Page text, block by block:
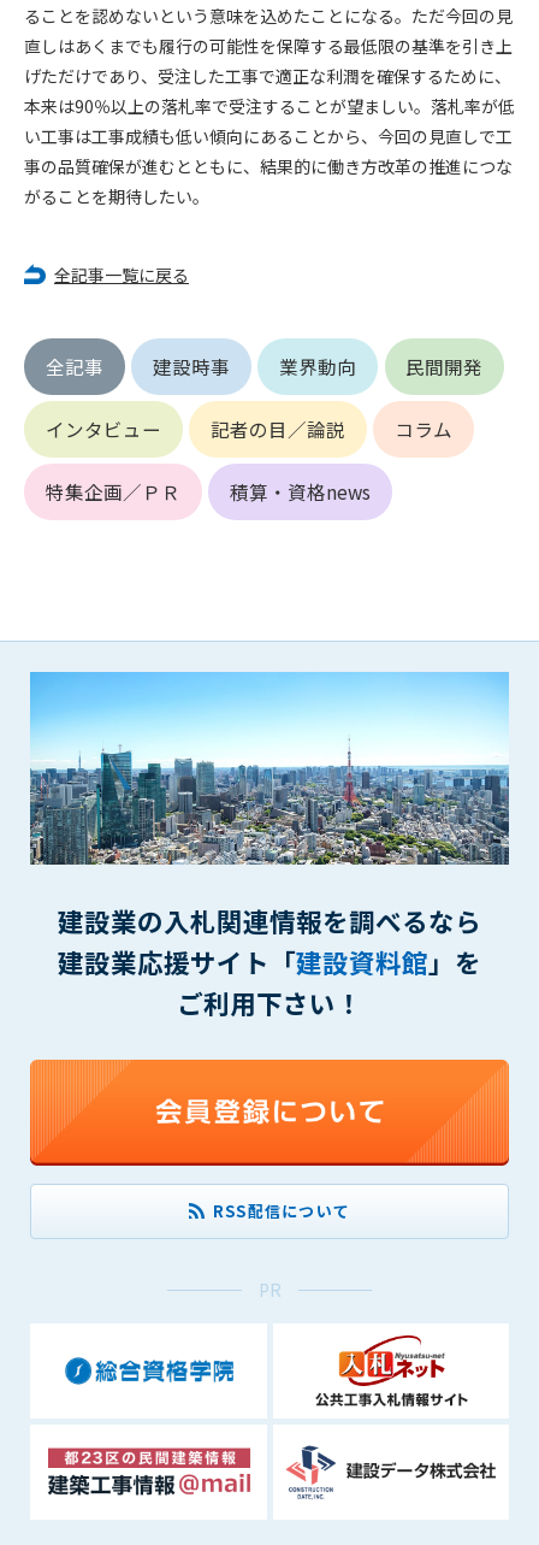
ることを認めないという意味を込めたことになる。ただ今回の見
直しはあくまでも履行の可能性を保障する最低限の基準を引き上
げただけであり、受注した工事で適正な利潤を確保するために、
本来は90％以上の落札率で受注することが望ましい。落札率が低
い工事は工事成績も低い傾向にあることから、今回の見直しで工
事の品質確保が進むとともに、結果的に働き方改革の推進につな
がることを期待したい。
全記事一覧に戻る
全記事 建設時事 業界動向 民間開発
インタビュー 記者の目／論説 コラム
特集企画／ＰＲ 積算・資格news
建設業の入札関連情報を調べるなら
建設業応援サイト「建設資料館」を
ご利用下さい！
RSS配信について
PR
2. 会員は、自己のIDおよびパスワードを、貸与、譲渡、売買、
その他形態を問わず、第三者に利用させることはできませ
ん。
3. 会員は、IDおよびパスワードの管理不十分、使用上の過誤、
第三者（他の会員を含む）の使用等による損害について責任
を負うものとし、管理者は一切責任を負いません。
第6条（会員の禁止事項）
(1) 第三者または管理者の著作権、その他知的所有権を侵害す
(2) 第三者または管理者の財産、プライバシー等を侵害する行
為
(3) 第三者または管理者を誹謗中傷する行為
(4) 有害なコンピュータプログラム等を送信又は書き込む行為
(5) 第三者に不利益を与える行為
(6) 管理者が承認していない営利を目的とした行為
(7) 公序良俗に反する行為
に第三者に提供すること
第7条（登録内容の削除）
管理者は、会員が登録した内容が以下に該当する、またはその
恐れのあるものは、会員の承諾なく削除できるものとします。
(1) 登録されている情報が、第6条の定める禁止事項に該当する
と管理者が、判断した場合
(2) 建設資料館の運営および保守管理上、必要と判断した場合
(3) 広告掲載料金の支払が遅延した場合
管理者は、会員の承諾なく、本サービス内容の変更(新規追加、
廃止を含み)し、本サービスの運営を中止または廃止することが
被った損害について管理者は､一切の責任をも負わないものと
します。
第9条（会員の個人情報）
会員の氏名、住所、性別、年齢、メールアドレスその他本サー
ビスの提供に関連して管理者が知り得た会員の個人情報（以下
個人情報といいます）について、管理者は、以下の各号に該当
する場合を除き、第三者に開示または提供しないものとしま
(2) 個々の会員を特定できない統計的な処理をした形式で第三
者に提供する場合
(3) 第三者および管理者の権利、財産、安全等を保護するため
に必要であると管理者が判断した場合
(4) 法令等により開示を求められた場合
第10条（免責事項）
管理者は、会員が登録した内容が以下に該当する、またはその
恐れのあるものは、会員の承諾なく削除できるものとします。